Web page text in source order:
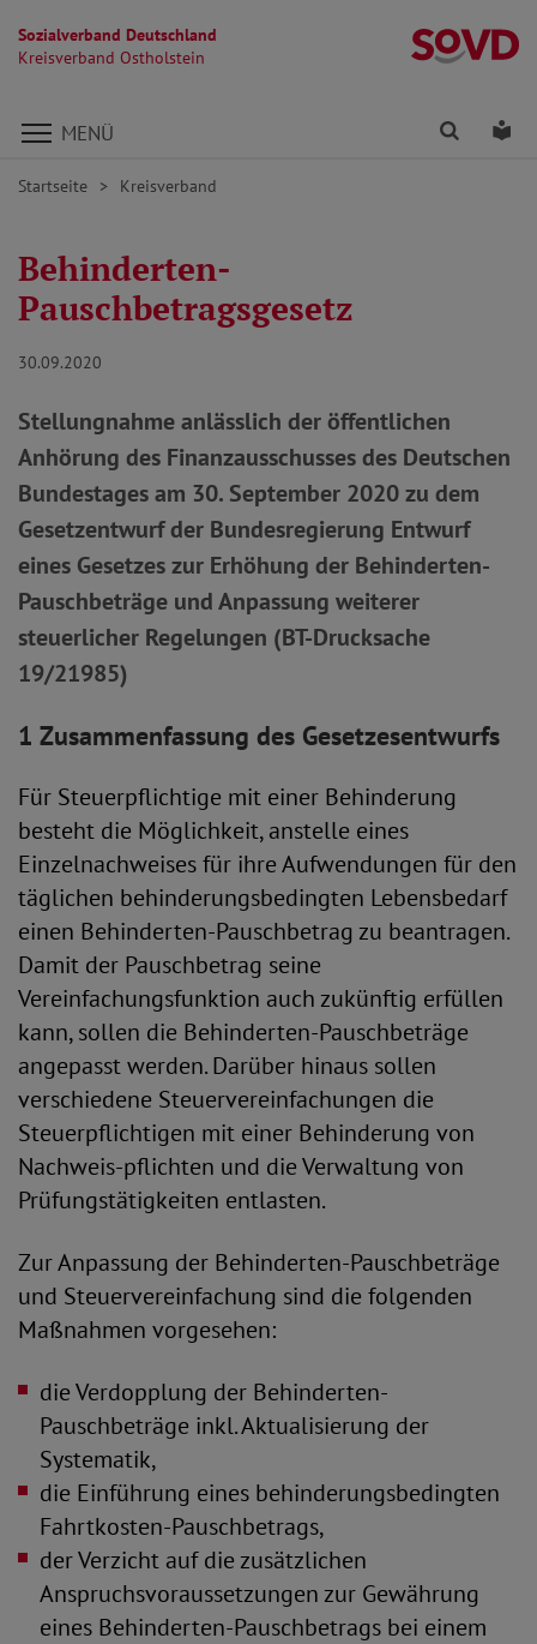
Sozialverband Deutschland
Kreisverband Ostholstein
Direkt zu den Inhalten springen
MENÜ Finden
Startseite Kreisverband
Behinderten-
Pauschbetragsgesetz
30.09.2020
Stellungnahme anlässlich der öffentlichen
Anhörung des Finanzausschusses des Deutschen
Bundestages am 30. September 2020 zu dem
Gesetzentwurf der Bundesregierung Entwurf
eines Gesetzes zur Erhöhung der Behinderten-
Pauschbeträge und Anpassung weiterer
steuerlicher Regelungen (BT-Drucksache
19/21985)
1 Zusammenfassung des Gesetzesentwurfs
Für Steuerpflichtige mit einer Behinderung
besteht die Möglichkeit, anstelle eines
Einzelnachweises für ihre Aufwendungen für den
täglichen behinderungsbedingten Lebensbedarf
einen Behinderten-Pauschbetrag zu beantragen.
Damit der Pauschbetrag seine
Vereinfachungsfunktion auch zukünftig erfüllen
kann, sollen die Behinderten-Pauschbeträge
angepasst werden. Darüber hinaus sollen
verschiedene Steuervereinfachungen die
Steuerpflichtigen mit einer Behinderung von
Nachweis-pflichten und die Verwaltung von
Prüfungstätigkeiten entlasten.
Zur Anpassung der Behinderten-Pauschbeträge
und Steuervereinfachung sind die folgenden
Maßnahmen vorgesehen:
die Verdopplung der Behinderten-
Pauschbeträge inkl. Aktualisierung der
Systematik,
die Einführung eines behinderungsbedingten
Fahrtkosten-Pauschbetrags,
der Verzicht auf die zusätzlichen
Anspruchsvoraussetzungen zur Gewährung
eines Behinderten-Pauschbetrags bei einem